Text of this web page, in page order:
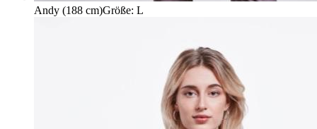
Andy (188 cm)Größe: L